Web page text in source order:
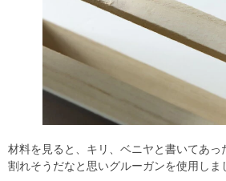
材料を見ると、キリ、ベニヤと書いてあっ
割れそうだなと思いグルーガンを使用しま